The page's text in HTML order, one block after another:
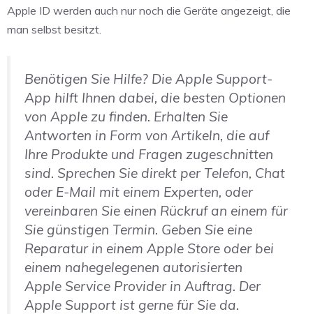
Apple ID werden auch nur noch die Geräte angezeigt, die
man selbst besitzt.
Benötigen Sie Hilfe? Die Apple Support-
App hilft Ihnen dabei, die besten Optionen
von Apple zu finden. Erhalten Sie
Antworten in Form von Artikeln, die auf
Ihre Produkte und Fragen zugeschnitten
sind. Sprechen Sie direkt per Telefon, Chat
oder E-Mail mit einem Experten, oder
vereinbaren Sie einen Rückruf an einem für
Sie günstigen Termin. Geben Sie eine
Reparatur in einem Apple Store oder bei
einem nahegelegenen autorisierten
Apple Service Provider in Auftrag. Der
Apple Support ist gerne für Sie da.